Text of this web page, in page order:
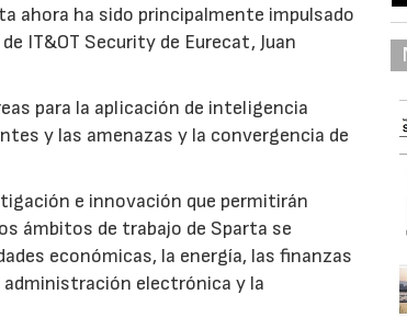
ahora ha sido principalmente impulsado
IT&OT Security de Eurecat, Juan
para la aplicación de inteligencia
y las amenazas y la convergencia de
e innovación que permitirán
ámbitos de trabajo de Sparta se
económicas, la energía, las finanzas
electrónica y la